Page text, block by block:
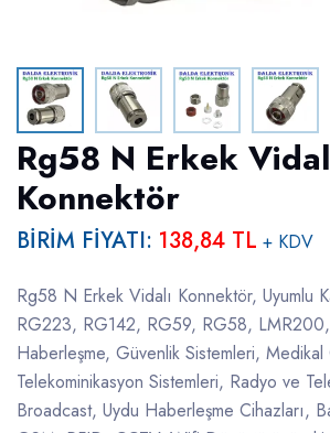
Rg58 N Erkek
Konnektör
BİRİM FİYATI: 138,84 TL + KDV
Rg58 N Erkek Vidalı Konnektör, Uyumlu
RG223, RG142, RG59, RG58,
Haberleşme, Güvenlik Sistemleri, Medikal
Telekominikasyon Sistemleri, Radyo ve
Broadcast, Uydu Haberleşme Cihazları,